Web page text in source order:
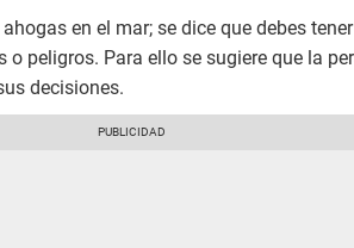
en el mar; se dice que debes
o peligros. Para ello se sugiere que la
decisiones.